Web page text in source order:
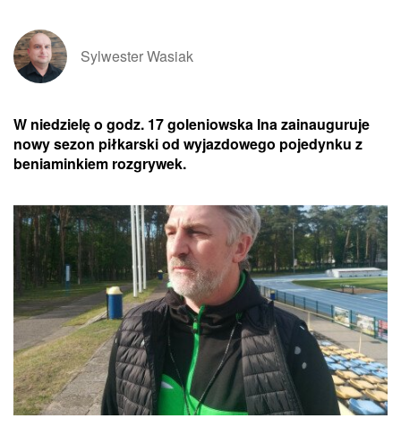
Sylwester Wasiak
W niedzielę o godz. 17 goleniowska Ina zainauguruje
nowy sezon piłkarski od wyjazdowego pojedynku z
beniaminkiem rozgrywek.